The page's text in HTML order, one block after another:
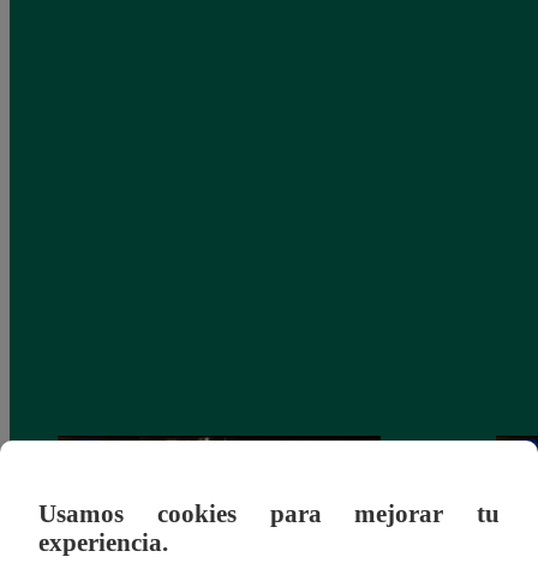
Usamos cookies para mejorar tu
experiencia.